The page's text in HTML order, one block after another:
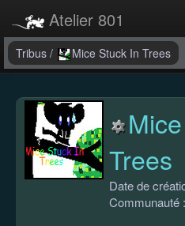
Atelier 801
Forums
Connexion
Langue
Tribus / Mice Stuck In Trees
Trees
Date de
Communauté :